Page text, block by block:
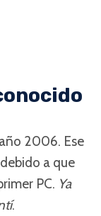
2006. Ese
a que
PC. Ya
.